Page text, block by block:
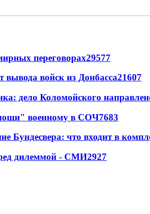
переговорах29577
вывода войск из Донбасса21607
дело Коломойского
военному в СОЧ7683
Бундесвера: что входит в
дилеммой - СМИ2927